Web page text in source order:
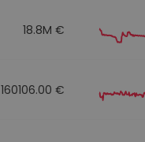
18.8M €
160106.00 €